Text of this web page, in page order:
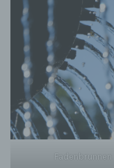
Fadenbrunnen